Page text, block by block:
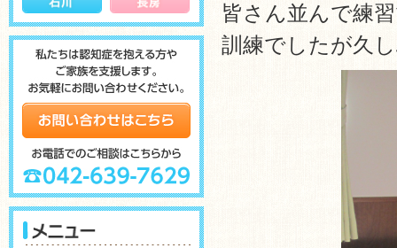
皆さん並んで練
訓練でしたが久